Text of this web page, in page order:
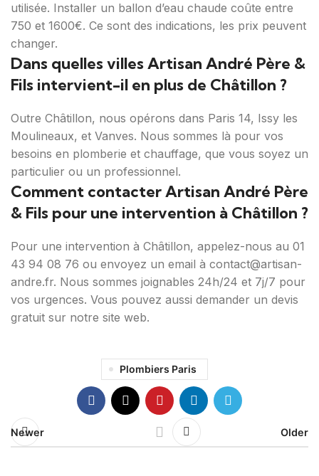
utilisée. Installer un ballon d’eau chaude coûte entre
750 et 1600€. Ce sont des indications, les prix peuvent
changer.
Dans quelles villes Artisan André Père &
Fils intervient-il en plus de Châtillon ?
Outre Châtillon, nous opérons dans Paris 14, Issy les
Moulineaux, et Vanves. Nous sommes là pour vos
besoins en plomberie et chauffage, que vous soyez un
particulier ou un professionnel.
Comment contacter Artisan André Père
& Fils pour une intervention à Châtillon ?
Pour une intervention à Châtillon, appelez-nous au 01
43 94 08 76 ou envoyez un email à contact@artisan-
andre.fr. Nous sommes joignables 24h/24 et 7j/7 pour
vos urgences. Vous pouvez aussi demander un devis
gratuit sur notre site web.
Plombiers Paris
Newer Older